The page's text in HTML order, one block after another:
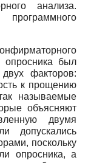
анализа.
опросника был
факторов:
к прощению
называемые
объясняют
двумя
допускались
поскольку
опросника, а